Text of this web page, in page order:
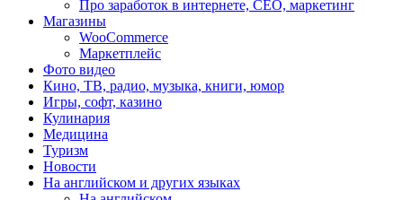
Про заработок в интернете, СЕО, маркетинг
Магазины
WooCommerce
Маркетплейс
Фото видео
Кино, ТВ, радио, музыка, книги, юмор
Игры, софт, казино
Кулинария
Медицина
Туризм
Новости
На английском и других языках